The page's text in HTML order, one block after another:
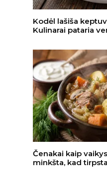
Kodėl lašiša
Kulinarai pataria
Čenakai kaip
minkšta, kad